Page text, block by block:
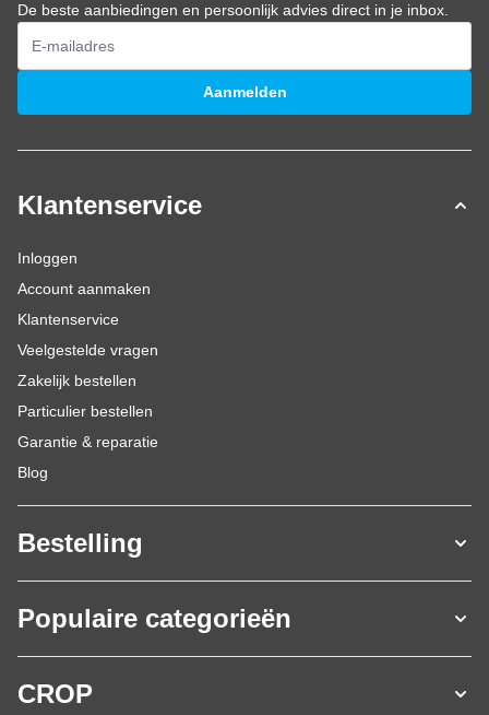
De beste aanbiedingen en persoonlijk advies direct in je inbox.
E-mailadres
Aanmelden
Klantenservice
Inloggen
Account aanmaken
Klantenservice
Veelgestelde vragen
Zakelijk bestellen
Particulier bestellen
Garantie & reparatie
Blog
Bestelling
Populaire categorieën
CROP